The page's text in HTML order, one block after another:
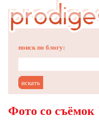
поиск по блогу:
Фото со